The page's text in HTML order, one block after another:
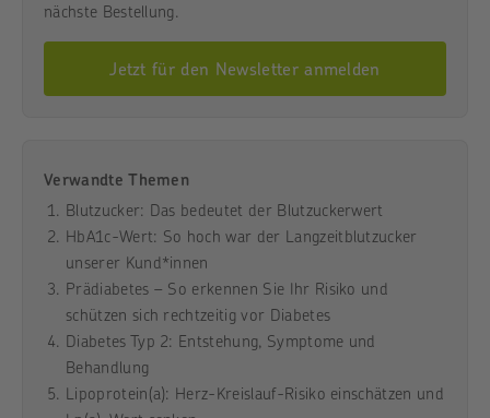
nächste Bestellung.
Jetzt für den Newsletter anmelden
Verwandte Themen
Blutzucker: Das bedeutet der Blutzuckerwert
HbA1c-Wert: So hoch war der Langzeitblutzucker
unserer Kund*innen
Prädiabetes – So erkennen Sie Ihr Risiko und
schützen sich rechtzeitig vor Diabetes
Diabetes Typ 2: Entstehung, Symptome und
Behandlung
Lipoprotein(a): Herz-Kreislauf-Risiko einschätzen und